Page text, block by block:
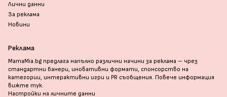
Лични данни
За реклама
Новини
Реклама
MamaMia.bg предлага напълно различни начини за реклама – чрез
стандартни банери, иновативни формати, спонсорство на
категории, интерактивни игри и PR съобщения. Повече информация
вижте тук.
Настройки на личните данни